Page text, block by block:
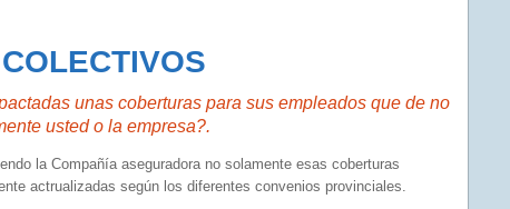
unas coberturas para sus empleados que de no
usted o la empresa?.
la Compañía aseguradora no solamente esas coberturas
actrualizadas según los diferentes convenios provinciales.